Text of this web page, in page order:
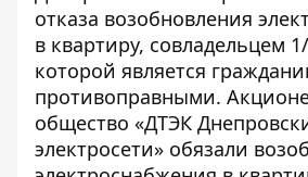
отказа возобновления
в квартиру, совладельцем
которой является
противоправными.
общество «ДТЭК
электросети» обязали